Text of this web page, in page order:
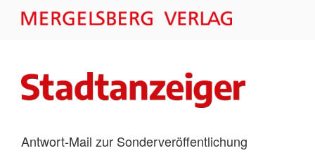
Inhalt
Antwort-Mail zur Sonderveröffentlichung